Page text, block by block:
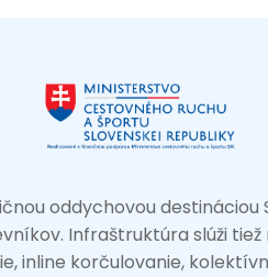
oddychovou destináciou
Infraštruktúra slúži
inline korčulovanie,